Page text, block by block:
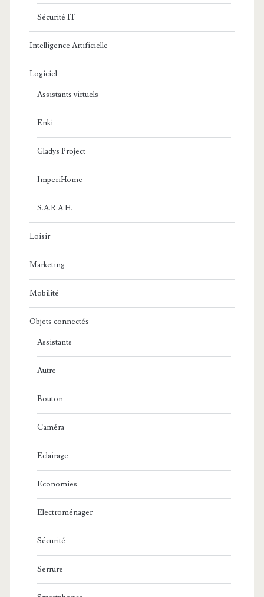
Sécurité IT
Intelligence Artificielle
Logiciel
Assistants virtuels
Enki
Gladys Project
ImperiHome
S.A.R.A.H.
Loisir
Marketing
Mobilité
Objets connectés
Assistants
Autre
Bouton
Caméra
Eclairage
Economies
Electroménager
Sécurité
Serrure